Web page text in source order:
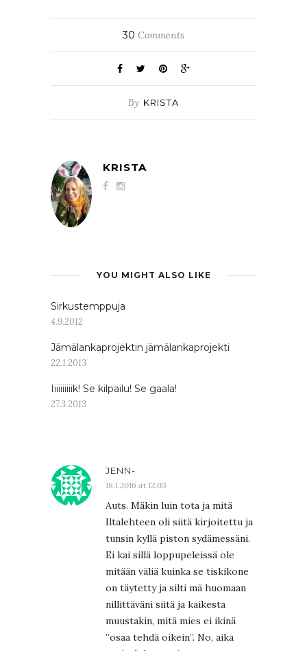
30 Comments
By KRISTA
KRISTA
YOU MIGHT ALSO LIKE
Sirkustemppuja
4.9.2012
Jämälankaprojektin jämälankaprojekti
22.1.2013
Iiiiiiiiiik! Se kilpailu! Se gaala!
27.3.2013
JENN-
18.1.2016 at 12:03
Auts. Mäkin luin tota ja mitä
Iltalehteen oli siitä kirjoitettu ja
tunsin kyllä piston sydämessäni.
Ei kai sillä loppupeleissä ole
mitään väliä kuinka se tiskikone
on täytetty ja silti mä huomaan
nillittäväni siitä ja kaikesta
muustakin, mitä mies ei ikinä
”osaa tehdä oikein”. No, aika